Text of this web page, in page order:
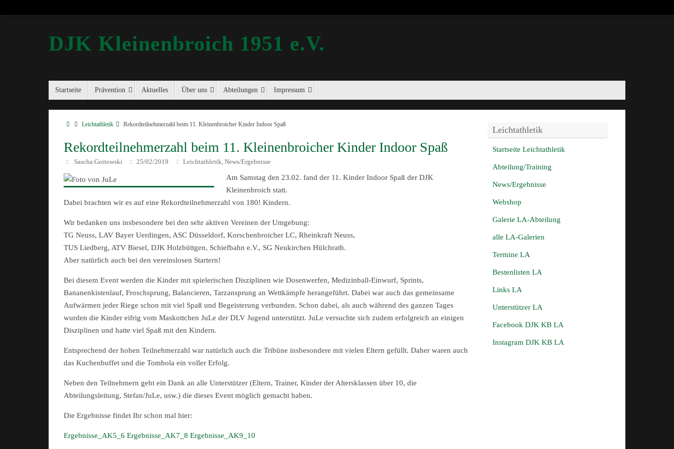
DJK Kleinenbroich 1951 e.V.
Startseite Prävention Aktuelles Über uns Abteilungen Impressum
Leichtathletik Rekordteilnehmerzahl beim 11. Kleinenbroicher Kinder Indoor Spaß
Rekordteilnehmerzahl beim 11. Kleinenbroicher Kinder Indoor Spaß
Sascha Goitowski 25/02/2019 Leichtathletik, News/Ergebnisse
Am Samstag den 23.02. fand der 11. Kinder Indoor Spaß der DJK
Kleinenbroich statt.
Dabei brachten wir es auf eine Rekordteilnehmerzahl von 180! Kindern.
Wir bedanken uns insbesondere bei den sehr aktiven Vereinen der Umgebung:
TG Neuss, LAV Bayer Uerdingen, ASC Düsseldorf, Korschenbroicher LC, Rheinkraft Neuss,
TUS Liedberg, ATV Biesel, DJK Holzbüttgen, Schiefbahn e.V., SG Neukirchen Hülchrath.
Aber natürlich auch bei den vereinslosen Startern!
Bei diesem Event werden die Kinder mit spielerischen Disziplinen wie Dosenwerfen, Medizinball-Einwurf, Sprints,
Bananenkistenlauf, Froschsprung, Balancieren, Tarzansprung an Wettkämpfe herangeführt. Dabei war auch das gemeinsame
Aufwärmen jeder Riege schon mit viel Spaß und Begeisterung verbunden. Schon dabei, als auch während des ganzen Tages
wurden die Kinder eifrig vom Maskottchen JuLe der DLV Jugend unterstützt. JuLe versuchte sich zudem erfolgreich an einigen
Disziplinen und hatte viel Spaß mit den Kindern.
Entsprechend der hohen Teilnehmerzahl war natürlich auch die Tribüne insbesondere mit vielen Eltern gefüllt. Daher waren auch
das Kuchenbuffet und die Tombola ein voller Erfolg.
Neben den Teilnehmern geht ein Dank an alle Unterstützer (Eltern, Trainer, Kinder der Altersklassen über 10, die
Abteilungsleitung, Stefan/JuLe, usw.) die dieses Event möglich gemacht haben.
Die Ergebnisse findet Ihr schon mal hier:
Ergebnisse_AK5_6 Ergebnisse_AK7_8 Ergebnisse_AK9_10
Leichtathletik
Startseite Leichtathletik
Abteilung/Training
News/Ergebnisse
Webshop
Galerie LA-Abteilung
alle LA-Galerien
Termine LA
Bestenlisten LA
Links LA
Unterstützer LA
Facebook DJK KB LA
Instagram DJK KB LA